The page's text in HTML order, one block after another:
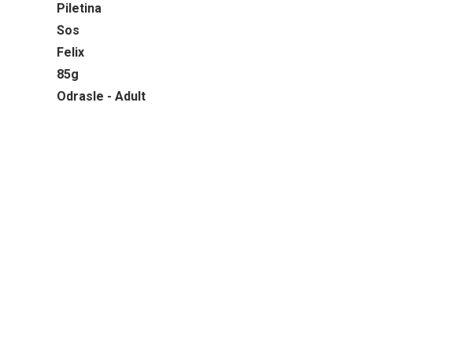
Piletina
Sos
Felix
85g
Odrasle - Adult